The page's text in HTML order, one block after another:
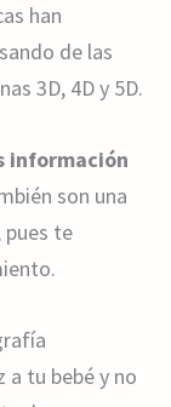
han
de las
3D, 4D y 5D.
información
son una
pues te
a tu bebé y no